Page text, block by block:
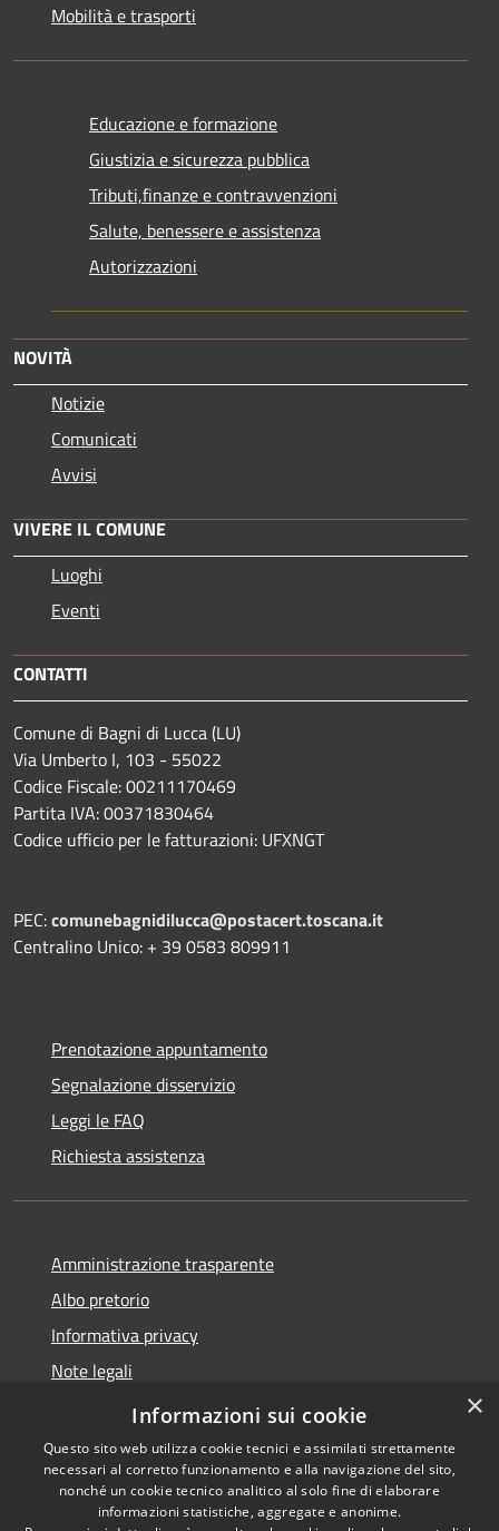
Mobilità e trasporti
Educazione e formazione
Giustizia e sicurezza pubblica
Tributi,finanze e contravvenzioni
Salute, benessere e assistenza
Autorizzazioni
NOVITÀ
Notizie
Comunicati
Avvisi
VIVERE IL COMUNE
Luoghi
Eventi
CONTATTI
Comune di Bagni di Lucca (LU)
Via Umberto I, 103 - 55022
Codice Fiscale: 00211170469
Partita IVA: 00371830464
Codice ufficio per le fatturazioni: UFXNGT
PEC:comunebagnidilucca@postacert.toscana.it
Centralino Unico: + 39 0583 809911
Prenotazione appuntamento
Segnalazione disservizio
Leggi le FAQ
Richiesta assistenza
Amministrazione trasparente
Albo pretorio
Informativa privacy
Note legali
Dichiarazione di accessibilità
Copyright © 2026 • Comune di
×
Informazioni sui cookie
Questo sito web utilizza cookie tecnici e assimilati strettamente
necessari al corretto funzionamento e alla navigazione del sito,
nonché un cookie tecnico analitico al solo fine di elaborare
informazioni statistiche, aggregate e anonime.